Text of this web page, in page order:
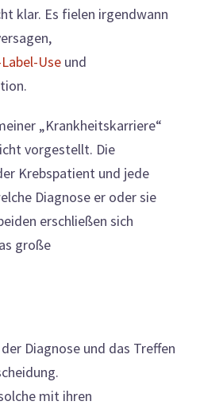
klar. Es fielen irgendwann
Use und
„Krankheitskarriere“
vorgestellt. Die
Krebspatient und jede
Diagnose er oder sie
erschließen sich
große
Diagnose und das Treffen
mit ihren